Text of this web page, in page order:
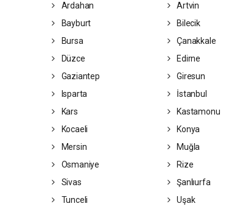
Ardahan Artvin
Bayburt Bilecik
Bursa Çanakkale
Düzce Edirne
Gaziantep Giresun
Isparta İstanbul
Kars Kastamonu
Kocaeli Konya
Mersin Muğla
Osmaniye Rize
Sivas Şanlıurfa
Tunceli Uşak